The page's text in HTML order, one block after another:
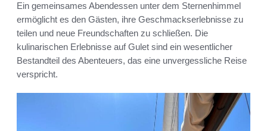
Ein gemeinsames Abendessen unter dem Sternenhimmel
ermöglicht es den Gästen, ihre Geschmackserlebnisse zu
teilen und neue Freundschaften zu schließen. Die
kulinarischen Erlebnisse auf Gulet sind ein wesentlicher
Bestandteil des Abenteuers, das eine unvergessliche Reise
verspricht.